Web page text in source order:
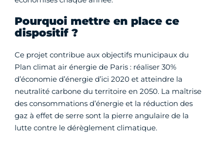
Pourquoi mettre en place ce
dispositif ?
Ce projet contribue aux objectifs municipaux du
Plan climat air énergie de Paris : réaliser 30%
d’économie d’énergie d’ici 2020 et atteindre la
neutralité carbone du territoire en 2050. La maîtrise
des consommations d’énergie et la réduction des
gaz à effet de serre sont la pierre angulaire de la
lutte contre le dérèglement climatique.